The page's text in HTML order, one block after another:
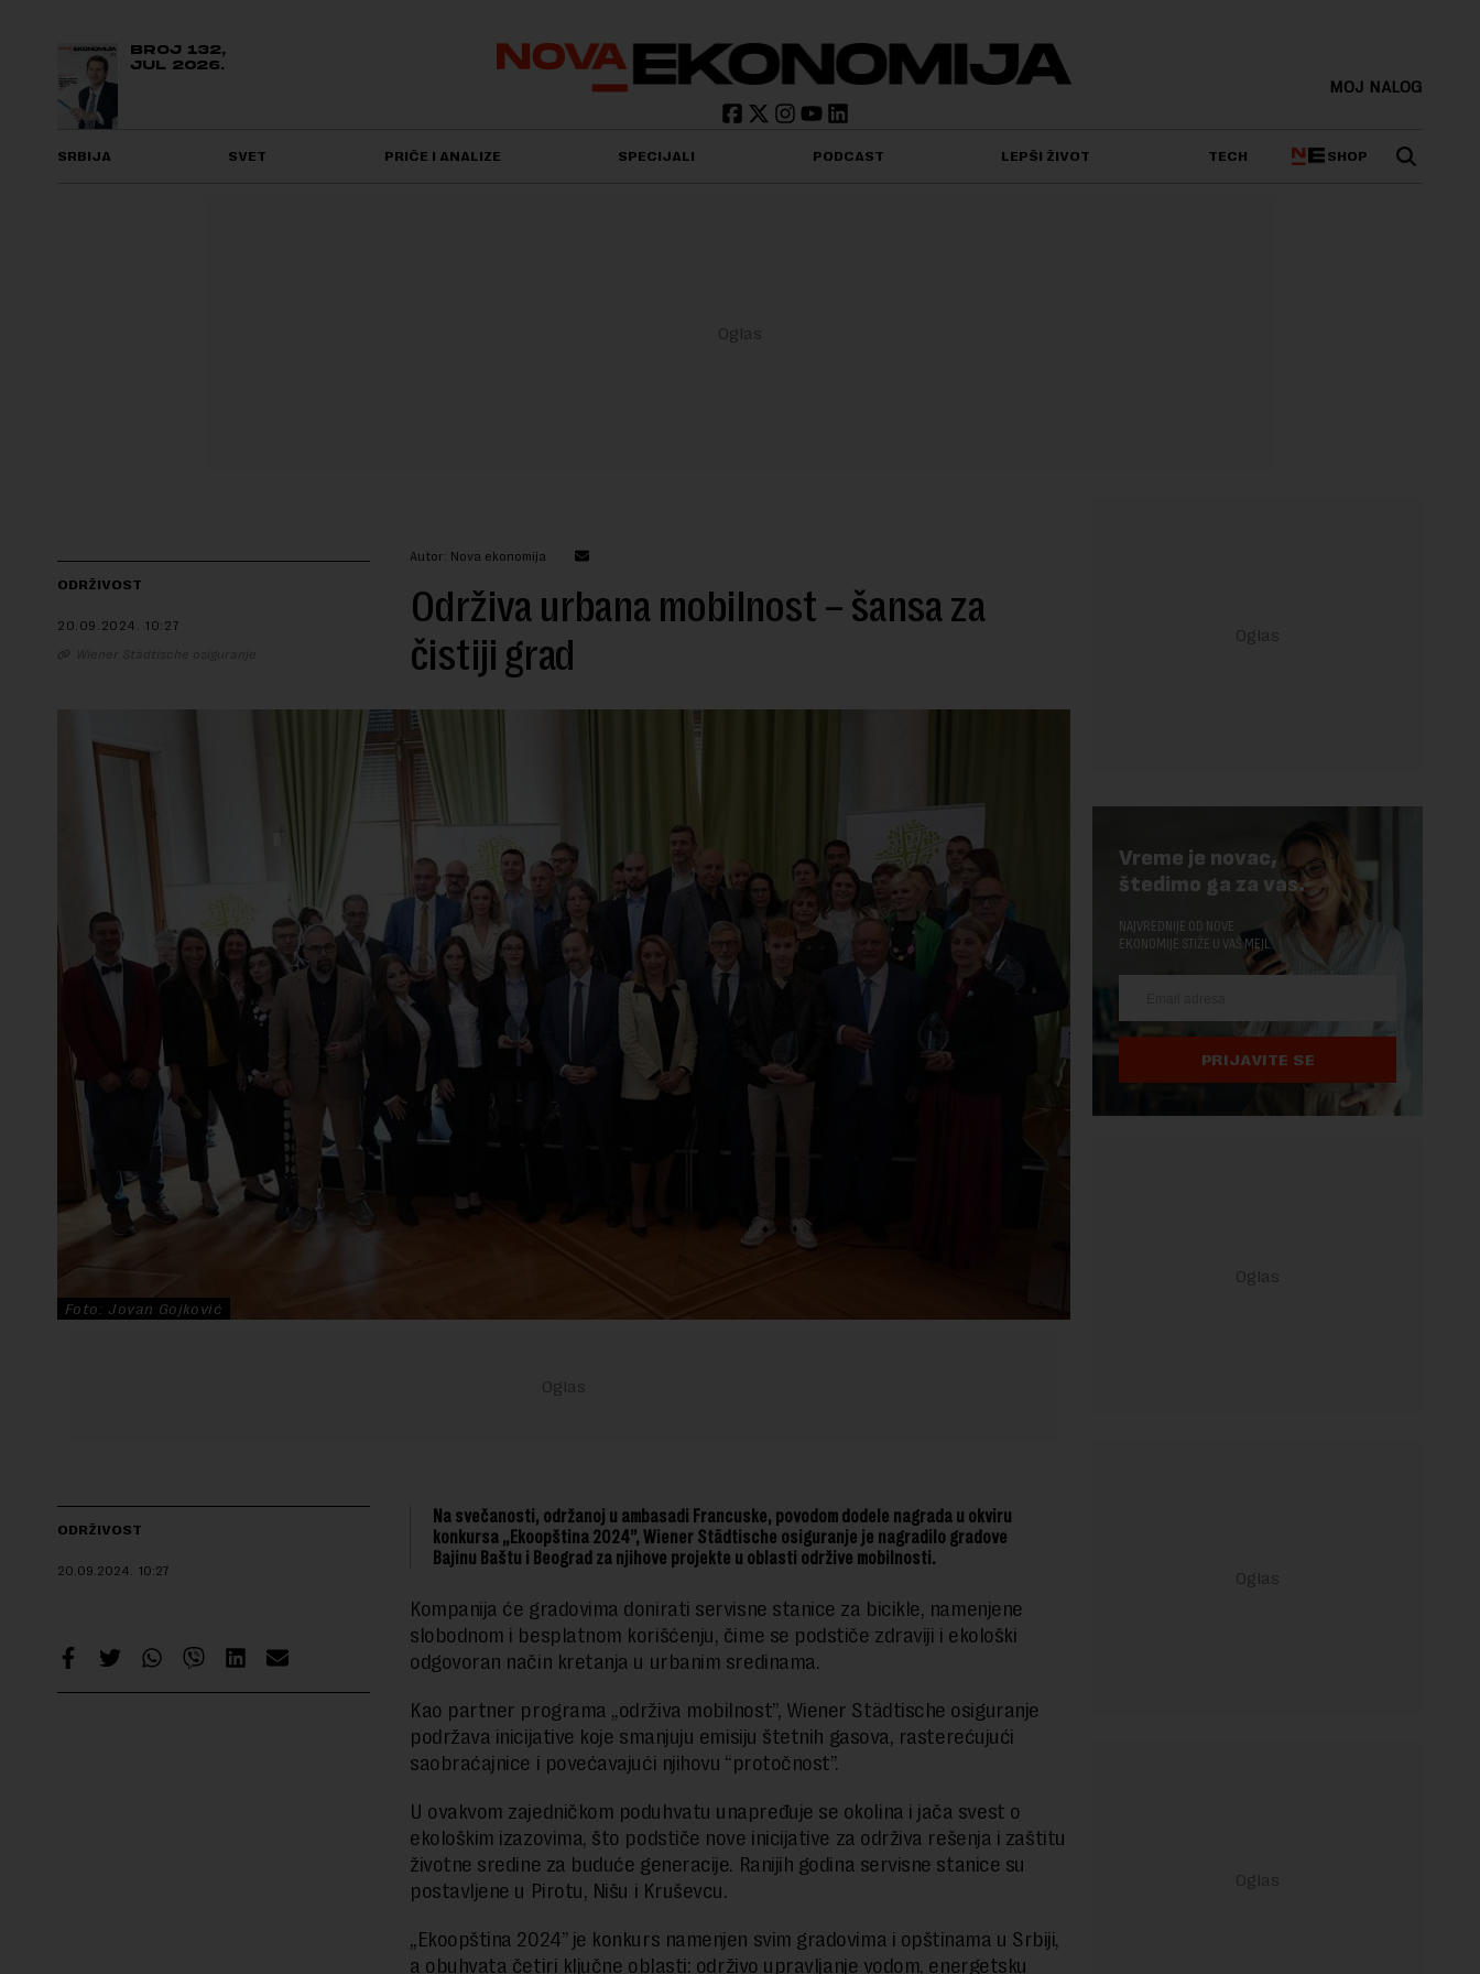
BROJ 132,
JUL 2026.
MOJ NALOG
SRBIJA SVET PRIČE I ANALIZE SPECIJALI PODCAST LEPŠI ŽIVOT TECH SHOP
ODRŽIVOST
20.09.2024. 10:27
Wiener Städtische osiguranje
Autor: Nova ekonomija
Održiva urbana mobilnost – šansa za
čistiji grad
Foto: Jovan Gojković
ODRŽIVOST
20.09.2024. 10:27
Na svečanosti, održanoj u ambasadi Francuske, povodom dodele nagrada u okviru
konkursa „Ekoopština 2024”, Wiener Städtische osiguranje je nagradilo gradove
Bajinu Baštu i Beograd za njihove projekte u oblasti održive mobilnosti.
Kompanija će gradovima donirati servisne stanice za bicikle, namenjene
slobodnom i besplatnom korišćenju, čime se podstiče zdraviji i ekološki
odgovoran način kretanja u urbanim sredinama.
Kao partner programa „održiva mobilnost”, Wiener Städtische osiguranje
podržava inicijative koje smanjuju emisiju štetnih gasova, rasterećujući
saobraćajnice i povećavajući njihovu “protočnost”.
U ovakvom zajedničkom poduhvatu unapređuje se okolina i jača svest o
ekološkim izazovima, što podstiče nove inicijative za održiva rešenja i zaštitu
životne sredine za buduće generacije. Ranijih godina servisne stanice su
postavljene u Pirotu, Nišu i Kruševcu.
„Ekoopština 2024” je konkurs namenjen svim gradovima i opštinama u Srbiji,
a obuhvata četiri ključne oblasti: održivo upravljanje vodom, energetsku
Vreme je novac,
štedimo ga za vas.
NAJVREDNIJE OD NOVE
EKONOMIJE STIŽE U VAŠ MEJL.
PRIJAVITE SE